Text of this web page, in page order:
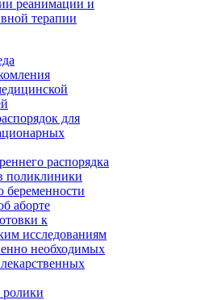
реанимации и
терапии
для
распорядка
поликлиники
аборте
к
исследованиям
необходимых